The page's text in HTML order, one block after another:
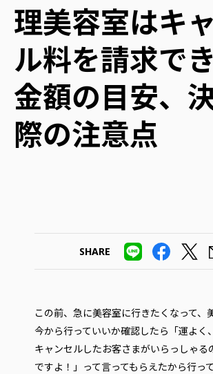
理美容室はキ
ル料を請求で
金額の目安、
際の注意点
SHARE
この前、急に美容室に行きたくなって、
今から行っていいか確認したら「運よく
キャンセルしたお客さまがいらっしゃる
ですよ！」って言ってもらえたから行っ